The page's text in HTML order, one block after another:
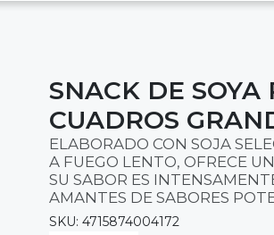
SNACK DE
CUADROS
ELABORADO CON SOJA
A FUEGO LENTO, OFRECE
SU SABOR ES
AMANTES DE SABORES
SKU: 4715874004172